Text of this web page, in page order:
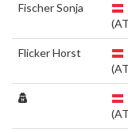
Fischer Sonja
Flicker Horst